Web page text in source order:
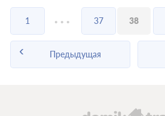
Предыдущая
1 ... 37 38